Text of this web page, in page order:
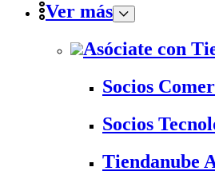
Ver más
Asóciate con
Socios
Socios
Tiendanube